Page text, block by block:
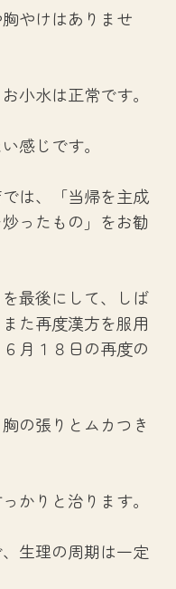
やけはありませ
小水は正常です。
感じです。
は、「当帰を主成
ったもの」をお勧
最後にして、しば
た再度漢方を服用
月１８日の再度の
の張りとムカつき
かりと治ります。
生理の周期は一定